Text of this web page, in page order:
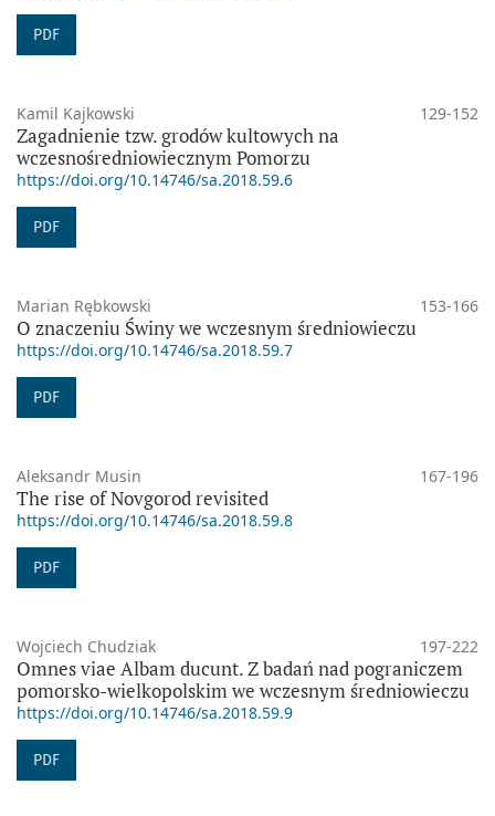
PDF
Kamil Kajkowski 129-152
Zagadnienie tzw. grodów kultowych na
wczesnośredniowiecznym Pomorzu
https://doi.org/10.14746/sa.2018.59.6
PDF
Marian Rębkowski 153-166
O znaczeniu Świny we wczesnym średniowieczu
https://doi.org/10.14746/sa.2018.59.7
PDF
Aleksandr Musin 167-196
The rise of Novgorod revisited
https://doi.org/10.14746/sa.2018.59.8
PDF
Wojciech Chudziak 197-222
Omnes viae Albam ducunt. Z badań nad pograniczem
pomorsko-wielkopolskim we wczesnym średniowieczu
https://doi.org/10.14746/sa.2018.59.9
PDF